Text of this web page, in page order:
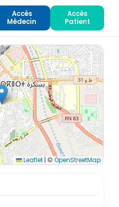
Accès
Médecin
Accès
Patient
Leaflet | © OpenStreetMap